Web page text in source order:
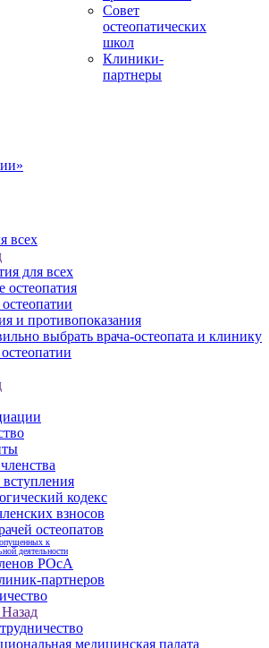
Совет
остеопатических
школ
Клиники-
партнеры
всех
для всех
остеопатия
и противопоказания
выбрать врача-остеопата и клинику
кодекс
взносов
остеопатов
к
деятельности
РОсА
партнеров
Назад
медицинская палата